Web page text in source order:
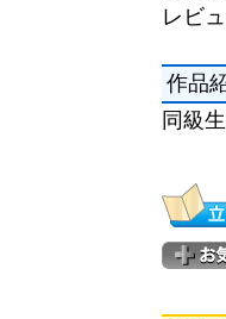
レビ
作品
同級